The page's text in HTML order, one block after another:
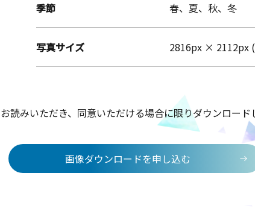
季節 春、夏、秋、冬
写真サイズ 2816px × 2112px
読みいただき、同意いただける場合に限りダウンロード
画像ダウンロードを申し込む